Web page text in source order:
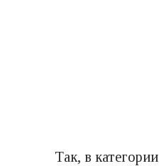
Так, в категории